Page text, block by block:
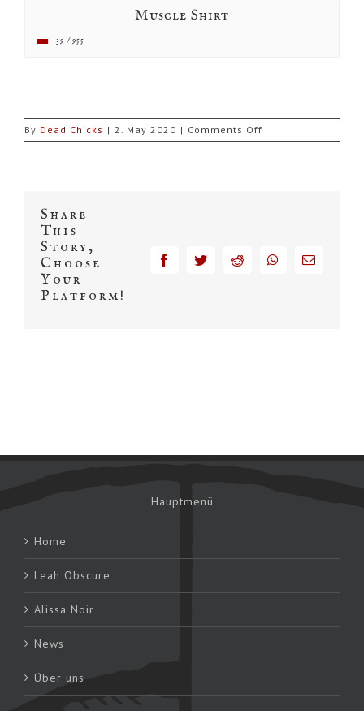
Muscle Shirt
39 / 955
By Dead Chicks | 2. May 2020 | Comments Off
Kleidungsstücke
Share
This
Story,
Choose
Your
Platform!
facebooktwitter reddit whatsapp
Hauptmenü
Home
Leah Obscure
Alissa Noir
News
Über uns